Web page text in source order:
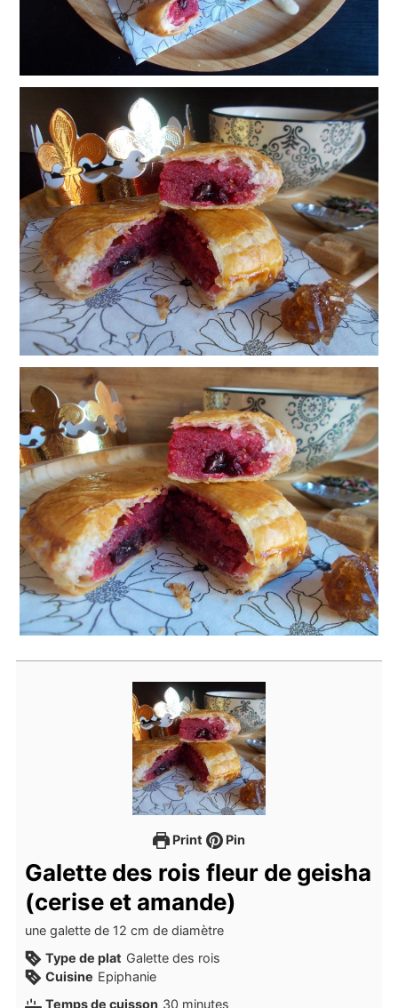
Print Pin
Galette des rois fleur de geisha
(cerise et amande)
une galette de 12 cm de diamètre
Type de plat Galette des rois
Cuisine Epiphanie
Temps de cuisson 30 minutes
minutes